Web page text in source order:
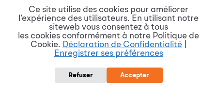
Copyright © 2023 FPT Software.
Conditions d'utilisationPolitique de confidentialité
Divulgation de vulnérabilitéPolitique de protection des données
Rapports de risque et de violation
Procurement @ FPT Software
Ce site utilise des cookies pour améliorer
l’expérience des utilisateurs. En utilisant notre
siteweb vous consentez à tous
les cookies conformément à notre Politique de
Cookie. Déclaration de Confidentialité|
Enregistrer ses préférences
Refuser Accepter